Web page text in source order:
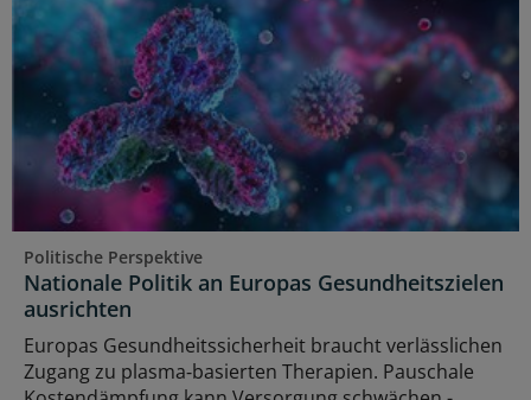
Politische Perspektive
Nationale Politik an Europas Gesundheitszielen
ausrichten
Europas Gesundheitssicherheit braucht verlässlichen
Zugang zu plasma‑basierten Therapien. Pauschale